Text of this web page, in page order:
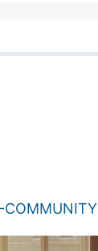
COMMUNITY